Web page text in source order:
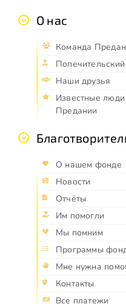
О нас
Команда
Наши друзья
Известные
Предании
О нашем фонде
Новости
Отчёты
Им помогли
Мы помним
Программы
Мне нужна
Контакты
Все платежи